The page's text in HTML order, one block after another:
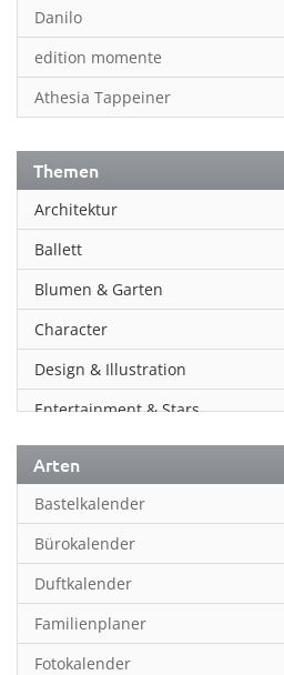
Danilo
edition momente
Athesia Tappeiner
Themen
Architektur
Ballett
Blumen & Garten
Character
Design & Illustration
Entertainment & Stars
Erotik
Essen & Trinken
Familienplaner
Fantasy
Film
Fotokunst
Arten
Bastelkalender
Bürokalender
Duftkalender
Familienplaner
Fotokalender